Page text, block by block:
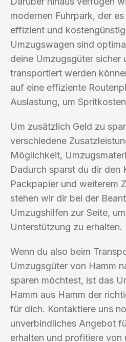
modernen Fuhrpark, der
effizient und
Umzugswagen sind
deine Umzugsgüter sicher
transportiert werden
auf eine effiziente
Auslastung, um
Um zusätzlich Geld zu
verschiedene
Möglichkeit,
Dadurch sparst du dir den
Packpapier und weiterem
stehen wir dir bei der
Umzugshilfen zur Seite,
Unterstützung zu erhalten.
Wenn du also beim
Umzugsgüter von Hamm
sparen möchtest, ist das
Hamm aus Hamm der
für dich. Kontaktiere uns
unverbindliches Angebot
erhalten und profitiere von